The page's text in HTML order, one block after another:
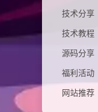
技术分享
技术教程
源码分享
福利活动
网站推荐